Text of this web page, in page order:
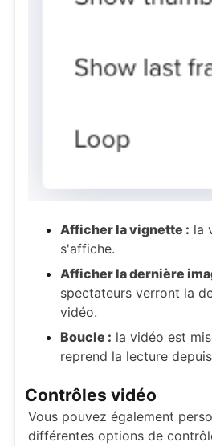
Afficher la vignette : la
s'affiche.
Afficher la dernière
spectateurs verront la
vidéo.
Boucle : la vidéo est
reprend la lecture
Contrôles vidéo
Vous pouvez également
différentes options de